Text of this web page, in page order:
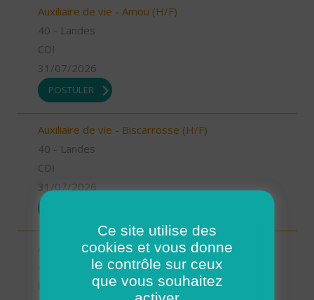
Auxiliaire de vie - Amou (H/F)
40 - Landes
CDI
31/07/2026
POSTULER
Auxiliaire de vie - Biscarrosse (H/F)
40 - Landes
CDI
31/07/2026
Auxiliaire de vie - Oeyreluy (H/F)
40 - Landes
Ce site utilise des
cookies et vous donne
le contrôle sur ceux
que vous souhaitez